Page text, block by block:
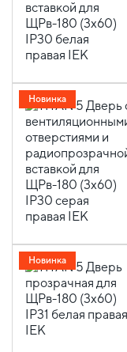
Новинка
Новинка